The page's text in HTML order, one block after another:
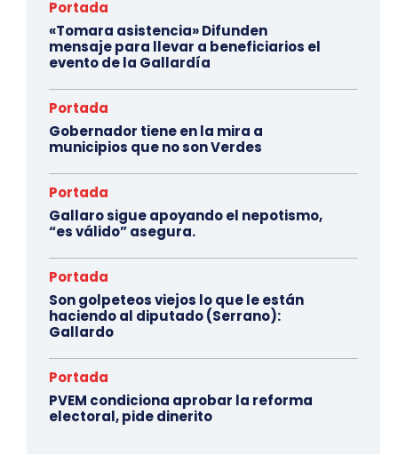
Portada
«Tomara asistencia» Difunden
mensaje para llevar a beneficiarios el
evento de la Gallardía
Portada
Gobernador tiene en la mira a
municipios que no son Verdes
Portada
Gallaro sigue apoyando el nepotismo,
“es válido” asegura.
Portada
Son golpeteos viejos lo que le están
haciendo al diputado (Serrano):
Gallardo
Portada
PVEM condiciona aprobar la reforma
electoral, pide dinerito